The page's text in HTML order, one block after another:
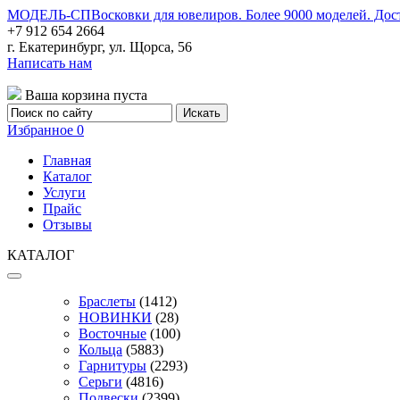
МОДЕЛЬ-СПВосковки для ювелиров. Более 9000 моделей.
+7 912 654 2664
г. Екатеринбург, ул. Щорса, 56
Написать нам
Ваша корзина пуста
Избранное 0
Главная
Каталог
Услуги
Прайс
Отзывы
КАТАЛОГ
Браслеты (1412)
НОВИНКИ (28)
Восточные (100)
Кольца (5883)
Гарнитуры (2293)
Серьги (4816)